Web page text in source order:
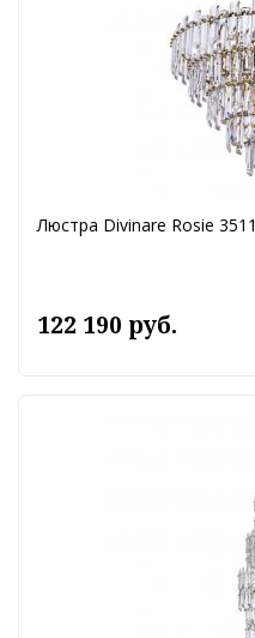
Люстра Divinare Rosie
122 190 руб.